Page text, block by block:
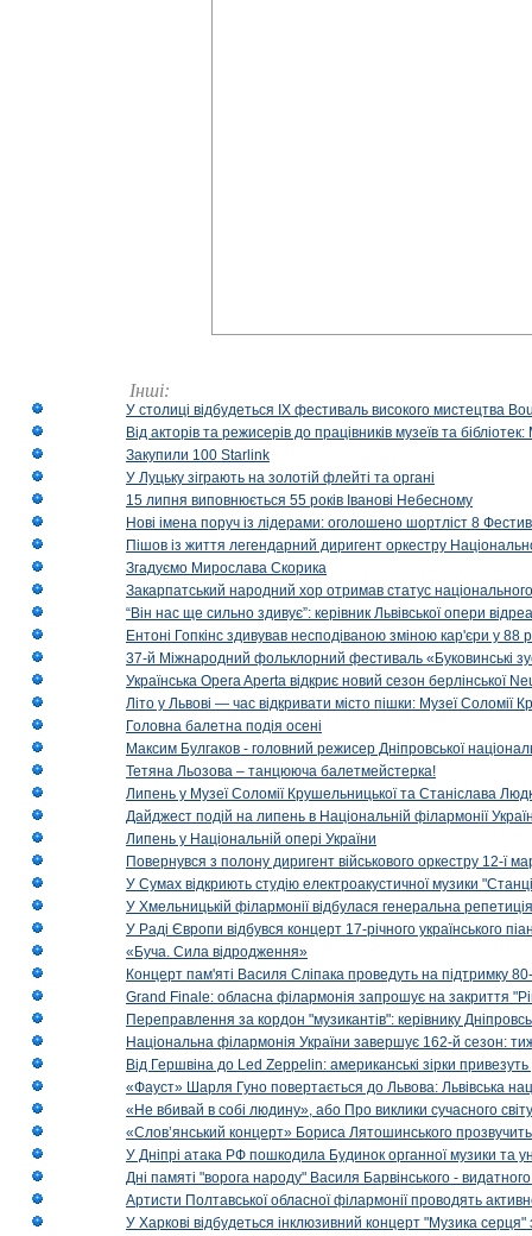
Інші:
У столиці відбудеться IX фестиваль високого мистецтва
Від акторів та режисерів до працівників музеїв та
Закупили 100 Starlink
У Луцьку зіграють на золотій флейті та органі
15 липня виповнюється 55 років Іванові Небесному
Нові імена поруч із лідерами: оголошено шортліст 8
Пішов із життя легендарний диригент оркестру
Згадуємо Мирослава Скорика
Закарпатський народний хор отримав статус національного
“Він нас ще сильно здивує”: керівник Львівської опери
Ентоні Гопкінс здивував несподіваною зміною кар'єри у 88
37-й Міжнародний фольклорний фестиваль «Буковинські
Українська Opera Aperta відкриє новий сезон берлінської
Літо у Львові — час відкривати місто пішки: Музеї Соломії
Головна балетна подія осені
Максим Булгаков - головний режисер Дніпровської
Тетяна Льозова – танцююча балетмейстерка!
Липень у Музеї Соломії Крушельницької та Станіслава
Дайджест подій на липень в Національній філармонії
Липень у Національній опері України
Повернувся з полону диригент військового оркестру 12-ї
У Сумах відкриють студію електроакустичної музики
У Хмельницькій філармонії відбулася генеральна
У Раді Європи відбувся концерт 17-річного українського
«Буча. Сила відродження»
Концерт пам'яті Василя Сліпака проведуть на підтримку
Grand Finale: обласна філармонія запрошує на закриття
Переправлення за кордон "музикантів": керівнику
Національна філармонія України завершує 162-й сезон:
Від Гершвіна до Led Zeppelin: американські зірки
«Фауст» Шарля Гуно повертається до Львова: Львівська
«Не вбивай в собі людину», або Про виклики сучасного світу
«Слов’янський концерт» Бориса Лятошинського
У Дніпрі атака РФ пошкодила Будинок органної музики та
Дні памяті "ворога народу" Василя Барвінського -
Артисти Полтавської обласної філармонії проводять
У Харкові відбудеться інклюзивний концерт "Музика